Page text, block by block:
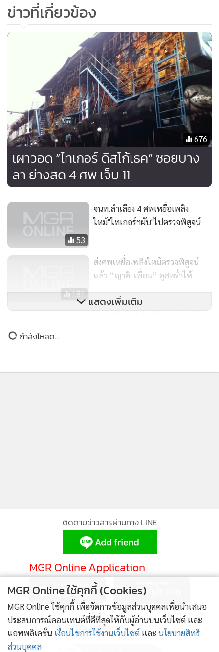
ข่าวที่เกี่ยวข้อง
676
เผาวอด “ไทเกอร์ ดิสโก้เธค” ซอยบาง
ลา ย่างสด 4 ศพ เจ็บ 11
53
จนท.ลำเลียง 4 ศพเหยื่อเพลิง
ไหม้"ไทเกอร์ฯผับ"ไปตรวจพิสูจน์
181
ส่งศพเหยื่อเพลิงไหม้ตรวจพิสูจน์
แล้ว “ญาติ-เพื่อน” ดูศพร่ำไห้
คาดเหยื่อเพลิงไหม้ไทเกอร์ฯ เป็น
แสดงเพิ่มเติม
ข่าวในหมวดล่าสุด
1
ประชาชนกว่า 10 ปี สั่งรื้อสอบ-ขยายผลเส้นเงินนอมินี
ข่าวอื่นในหมวด
ติดตามข่าวสารผ่านทาง LINE
MGR Online Application
MGR Online ใช้คุกกี้ (Cookies)
MGR Online ใช้คุกกี้ เพื่อจัดการข้อมูลส่วนบุคคลเพื่อนำเสนอ
ประสบการณ์คอนเทนต์ที่ดีที่สุดให้กับผู้อ่านบนเว็บไซต์ และ
แอพพลิเคชั่น เงื่อนไขการใช้งานเว็บไซต์ และ นโยบายสิทธิ
ส่วนบุคคล